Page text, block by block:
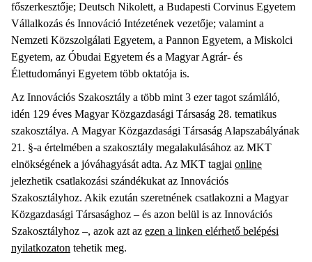
főszerkesztője; Deutsch Nikolett, a Budapesti Corvinus Egyetem
Vállalkozás és Innováció Intézetének vezetője; valamint a
Nemzeti Közszolgálati Egyetem, a Pannon Egyetem, a Miskolci
Egyetem, az Óbudai Egyetem és a Magyar Agrár- és
Élettudományi Egyetem több oktatója is.
Az Innovációs Szakosztály a több mint 3 ezer tagot számláló,
idén 129 éves Magyar Közgazdasági Társaság 28. tematikus
szakosztálya. A Magyar Közgazdasági Társaság Alapszabályának
21. §-a értelmében a szakosztály megalakulásához az MKT
elnökségének a jóváhagyását adta. Az MKT tagjai online
jelezhetik csatlakozási szándékukat az Innovációs
Szakosztályhoz. Akik ezután szeretnének csatlakozni a Magyar
Közgazdasági Társasághoz – és azon belül is az Innovációs
Szakosztályhoz –, azok azt az ezen a linken elérhető belépési
nyilatkozaton tehetik meg.